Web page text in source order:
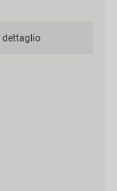
dettaglio